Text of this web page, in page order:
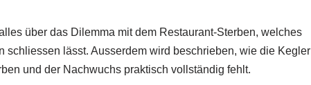
über das Dilemma mit dem Restaurant-Sterben, welches
lässt. Ausserdem wird beschrieben, wie die Kegler
und der Nachwuchs praktisch vollständig fehlt.